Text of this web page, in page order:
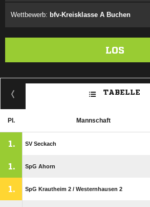
Wettbewerb: bfv-Kreisklasse A Buchen
LOS
TABELLE
Pl. Mannschaft
1. SV Seckach
1. SpG Ahorn
1. SpG Krautheim 2 /​ Westernhausen 2